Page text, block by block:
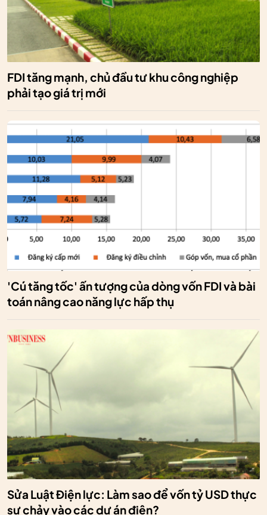
FDI tăng mạnh, chủ đầu tư khu công nghiệp
phải tạo giá trị mới
'Cú tăng tốc' ấn tượng của dòng vốn FDI và bài
toán nâng cao năng lực hấp thụ
Sửa Luật Điện lực: Làm sao để vốn tỷ USD thực
sự chảy vào các dự án điện?